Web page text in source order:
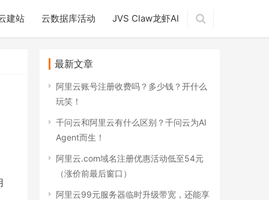
建站 云数据库活动 JVS Claw龙虾AI
最新文章
阿里云账号注册收费吗？多少钱？开什么
玩笑！
千问云和阿里云有什么区别？千问云为AI
Agent而生！
阿里云.com域名注册优惠活动低至54元
（涨价前最后窗口）
阿里云99元服务器临时升级带宽，还能享